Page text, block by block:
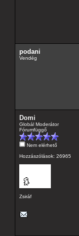
podani
Vendég
Domi
Globál Moderátor
Fórumfüggő
Nem elérhető
Hozzászólások: 26965
Zsiráf